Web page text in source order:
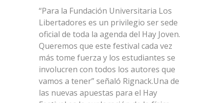
“Para la Fundación Universitaria Los
Libertadores es un privilegio ser sede
oficial de toda la agenda del Hay Joven.
Queremos que este festival cada vez
más tome fuerza y los estudiantes se
involucren con todos los autores que
vamos a tener” señaló Rignack.Una de
las nuevas apuestas para el Hay